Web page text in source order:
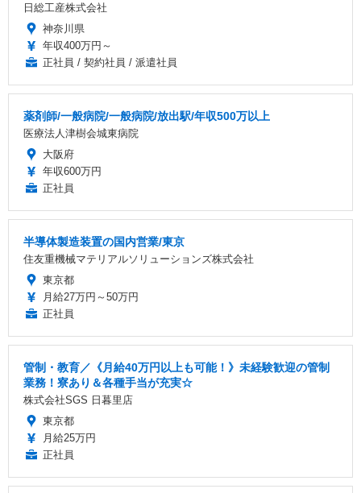
日総工産株式会社
神奈川県
年収400万円～
正社員 / 契約社員 / 派遣社員
薬剤師/一般病院/一般病院/放出駅/年収500万以上
医療法人津樹会城東病院
大阪府
年収600万円
正社員
半導体製造装置の国内営業/東京
住友重機械マテリアルソリューションズ株式会社
東京都
月給27万円～50万円
正社員
管制・教育／《月給40万円以上も可能！》未経験歓迎の管制
業務！寮あり＆各種手当が充実☆
株式会社SGS 日暮里店
東京都
月給25万円
正社員